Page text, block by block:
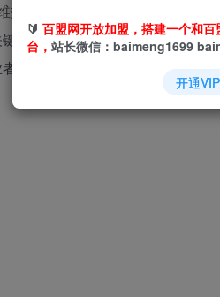
解行业破局逻辑，从账号打造
难题。同时详解天庭、卧蚕、
，都能通过系统特训掌握从0到
🔰 百盟网开放加盟，搭建一个和
台， 站长微信：baimeng1699
开通